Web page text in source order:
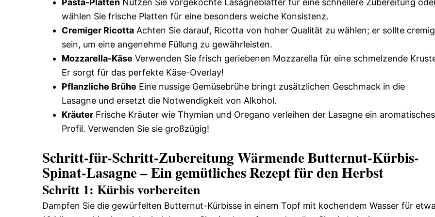
wählen Sie frische Platten für eine besonders weiche Konsistenz.
Cremiger Ricotta Achten Sie darauf, Ricotta von hoher Qualität zu wählen; er sollte cremig
sein, um eine angenehme Füllung zu gewährleisten.
Mozzarella-Käse Verwenden Sie frisch geriebenen Mozzarella für eine schmelzende
Er sorgt für das perfekte Käse-Overlay!
Pflanzliche Brühe Eine nussige Gemüsebrühe bringt zusätzlichen Geschmack in die
Lasagne und ersetzt die Notwendigkeit von Alkohol.
Kräuter Frische Kräuter wie Thymian und Oregano verleihen der Lasagne ein aromatisches
Profil. Verwenden Sie sie großzügig!
Schritt-für-Schritt-Zubereitung Wärmende Butternut-Kürbis-
Spinat-Lasagne – Ein gemütliches Rezept für den Herbst
Schritt 1: Kürbis vorbereiten
Dampfen Sie die gewürfelten Butternut-Kürbisse in einem Topf mit kochendem Wasser für etwa